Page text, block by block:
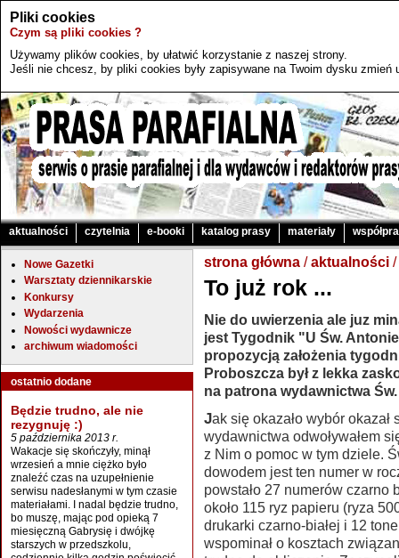
Pliki cookies
Czym są pliki cookies ?
Używamy plików cookies, by ułatwić korzystanie z naszej strony.
Jeśli nie chcesz, by pliki cookies były zapisywane na Twoim dysku zmień
aktualności czytelnia e-booki katalog prasy materiały
Nowe Gazetki
Warsztaty dziennikarskie
Konkursy
Wydarzenia
Nowości wydawnicze
archiwum wiadomości
ostatnio dodane
Będzie trudno, ale nie
rezygnuję :)
5 października 2013 r.
Wakacje się skończyły, minął
wrzesień a mnie ciężko było
znaleźć czas na uzupełnienie
serwisu nadesłanymi w tym czasie
materiałami. I nadal będzie trudno,
bo muszę, mając pod opieką 7
miesięczną Gabrysię i dwójkę
starszych w przedszkolu,
strona główna /aktualności /
To już rok ...
Nie do uwierzenia ale juz
jest Tygodnik "U Św.
propozycją założenia
Proboszcza był z lekka
na patrona wydawnictwa
Jak się okazało wybór okazał się bardzo trafionym , w ciężkich chwilach
wydawnictwa odwoływałem
z Nim o pomoc w tym dziele.
dowodem jest ten numer w
powstało 27 numerów czarno
około 115 ryz papieru (ryza
drukarki czarno-białej i 12
wspominał o kosztach